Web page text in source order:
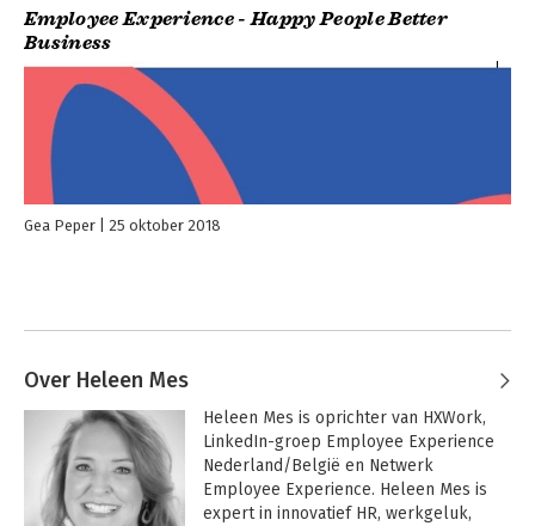
Employee Experience - Happy People Better
Business
Gea Peper 25 oktober 2018
Over Heleen Mes
Heleen Mes is oprichter van HXWork,
LinkedIn-groep Employee Experience
Nederland/België en Netwerk
Employee Experience. Heleen Mes is
expert in innovatief HR, werkgeluk,